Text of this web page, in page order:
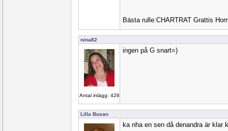
Bästa rulle:CHARTRAT Grattis
nina82
Antal inlägg: 426
ingen på G snart=)
Lilla Busan
ka nha en sen då denandra är klar